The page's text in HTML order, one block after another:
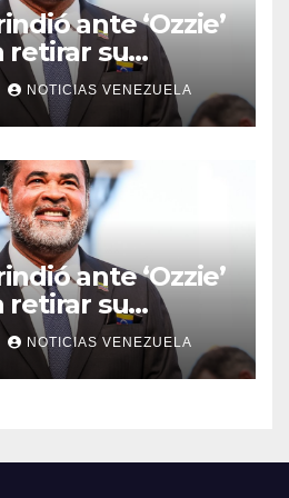
ante ‘Ozzie’
retirar su
NOTICIAS VENEZUELA
ante ‘Ozzie’
retirar su
NOTICIAS VENEZUELA